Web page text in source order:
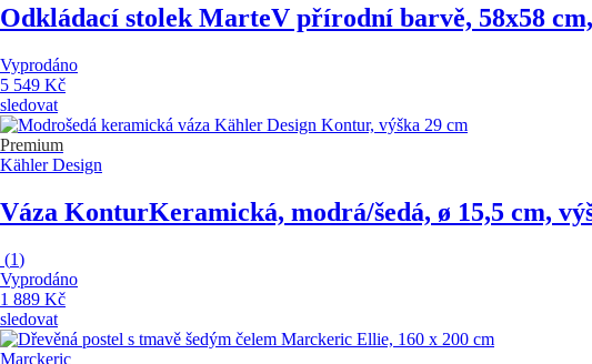
Odkládací stolek MarteV přírodní barvě, 58x58
Vyprodáno
5 549 Kč
sledovat
Premium
Kähler Design
Váza KonturKeramická, modrá/šedá, ø 15,5 cm,
(1)
Vyprodáno
1 889 Kč
sledovat
Marckeric